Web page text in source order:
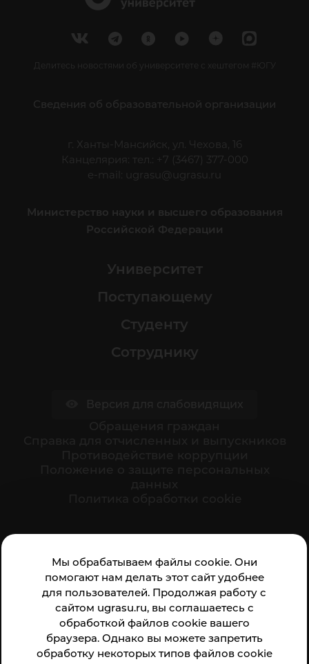
Мы обрабатываем файлы cookie. Они
помогают нам делать этот сайт удобнее
для пользователей. Продолжая работу с
сайтом ugrasu.ru, вы соглашаетесь с
обработкой файлов cookie вашего
браузера. Однако вы можете запретить
обработку некоторых типов файлов cookie
Делитесь новостями об университете с хештегом #ЮГУ
Сведения об образовательной организации
г. Ханты-Мансийск, ул. Чехова, 16
Канцелярия: тел.: +7 (3467) 377-000
e-mail:
ugrasu@ugrasu.ru
Министерство науки и высшего образования
Российской Федерации
Университет
Поступающему
Студенту
Сотруднику
организации:
Анкета доступна по QR-коду, а так же по прямой